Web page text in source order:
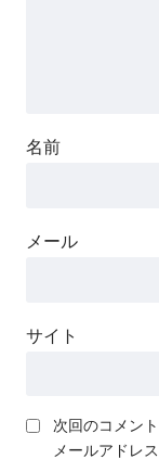
名前
メール
サイト
次回のコメン
メールアドレ